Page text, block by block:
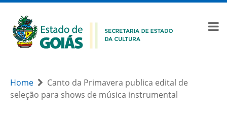
Home
Canto da Primavera publica edital de
seleção para shows de música instrumental